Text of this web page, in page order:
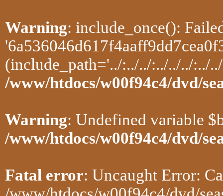
Warning: include_once():
(include_path='../:../../:../../../:../
/www/htdocs/w00f94c4/dvd/
Warning: Undefined variable
/www/htdocs/w00f94c4/dvd/
Fatal error: Uncaught Error: